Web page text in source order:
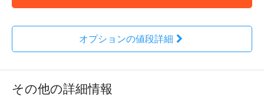
オプションの値段詳細
その他の詳細情報